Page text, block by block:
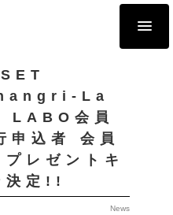
La
LABO会員
申込者 会員
レゼントキ
決定!!
News